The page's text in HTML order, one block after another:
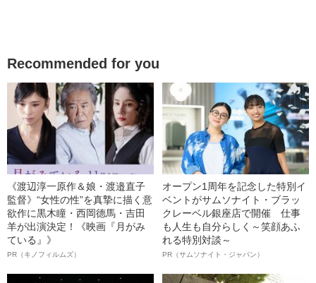
Recommended for you
《渡辺淳一原作＆娘・渡邉直子
監督》“女性の性”を真摯に描く意
欲作に黒木瞳・西岡德馬・吉田
羊が出演決定！《映画『月がみ
ている』》
PR（キノフィルムズ）
オープン1周年を記念した特別イ
ベントがサムソナイト・ブラッ
クレーベル銀座店で開催 仕事
も人生も自分らしく～笑顔あふ
れる特別対談～
PR（サムソナイト・ジャパン）